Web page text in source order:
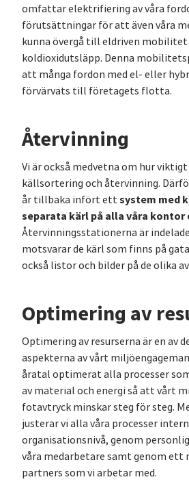
omfattar elektrifiering av våra
förutsättningar för att även våra
kunna övergå till eldriven
koldioxidutsläpp. Denna
att många fordon med el- eller
förvärvats till företagets flotta.
Återvinning
Vi är också medvetna om hur
källsortering och återvinning.
år tillbaka infört ettsystem med
separata kärl på alla våra kontor
Återvinningsstationerna är
motsvarar de kärl som finns på
också listor och bilder på de olika
Optimering av
Optimering av resurserna är en av
aspekterna av vårt
åratal optimerat alla processer
av material och energi så att vårt
fotavtryck minskar steg för steg.
justerar vi alla våra processer
organisationsnivå, genom
våra medarbetare samt genom ett
partners som vi arbetar med.